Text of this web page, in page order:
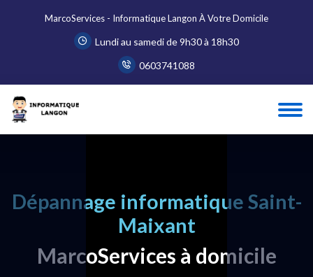
MarcoServices - Informatique Langon À Votre Domicile
Lundi au samedi de 9h30 à 18h30
0603741088
Dépannage informatique Saint-
Maixant
MarcoServices à domicile